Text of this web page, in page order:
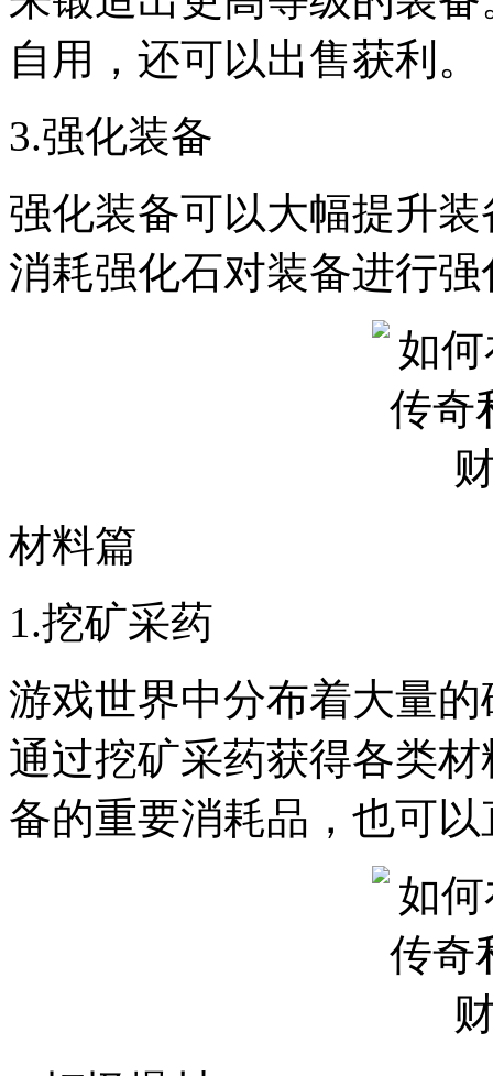
自用，还可以出售获利。
3.强化装备
强化装备可以大幅提升
消耗强化石对装备进行
材料篇
1.挖矿采药
游戏世界中分布着大量
通过挖矿采药获得各类
备的重要消耗品，也可